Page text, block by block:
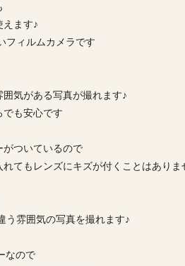
えます♪
フィルムカメラです
気がある写真が撮れます♪
でも安心です
がついているので
てもレンズにキズが付くことはありま
う雰囲気の写真を撮れます♪
なので